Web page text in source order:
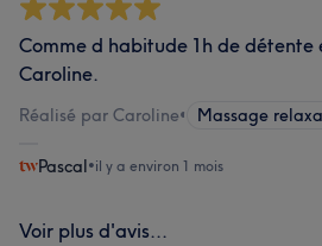
Comme d habitude 1h de détente
Caroline.
Réalisé par Caroline• Massage
Pascal•il y a environ 1 mois
Voir plus d'avis...